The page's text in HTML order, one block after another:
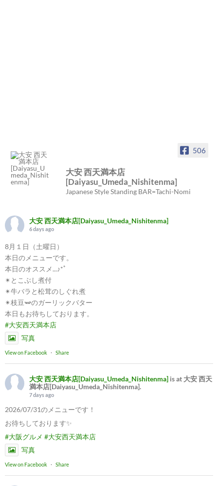
506
大安 西天満本店
[Daiyasu_Umeda_Nishitenma]
Japanese Style Standing BAR=Tachi-Nomi
大安 西天満本店[Daiyasu_Umeda_Nishitenma]
6 days ago
8月１日（土曜日）
本日のメニューです。
本日のオススメ...♪*ﾟ
✴︎とこぶし煮付
✴︎牛バラと松茸のしぐれ煮
✴︎枝豆🫛のガーリックバター
本日もお待ちしております。
#大安西天満本店
写真
View on Facebook · Share
大安 西天満本店[Daiyasu_Umeda_Nishitenma] is at 大安 西天
満本店[Daiyasu_Umeda_Nishitenma].
7 days ago
2026/07/31のメニューです！
お待ちしております✨
#大阪グルメ #大安西天満本店
写真
View on Facebook · Share